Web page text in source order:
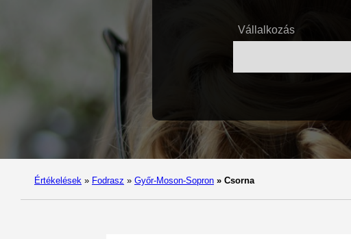
Vállalkozás
Értékelések » Fodrasz » Győr-Moson-Sopron » Csorna